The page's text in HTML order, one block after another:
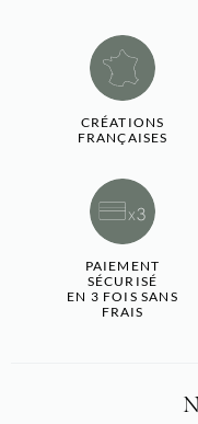
CRÉATIONS
FRANÇAISES
PAIEMENT
SÉCURISÉ
EN 3 FOIS SANS
FRAIS